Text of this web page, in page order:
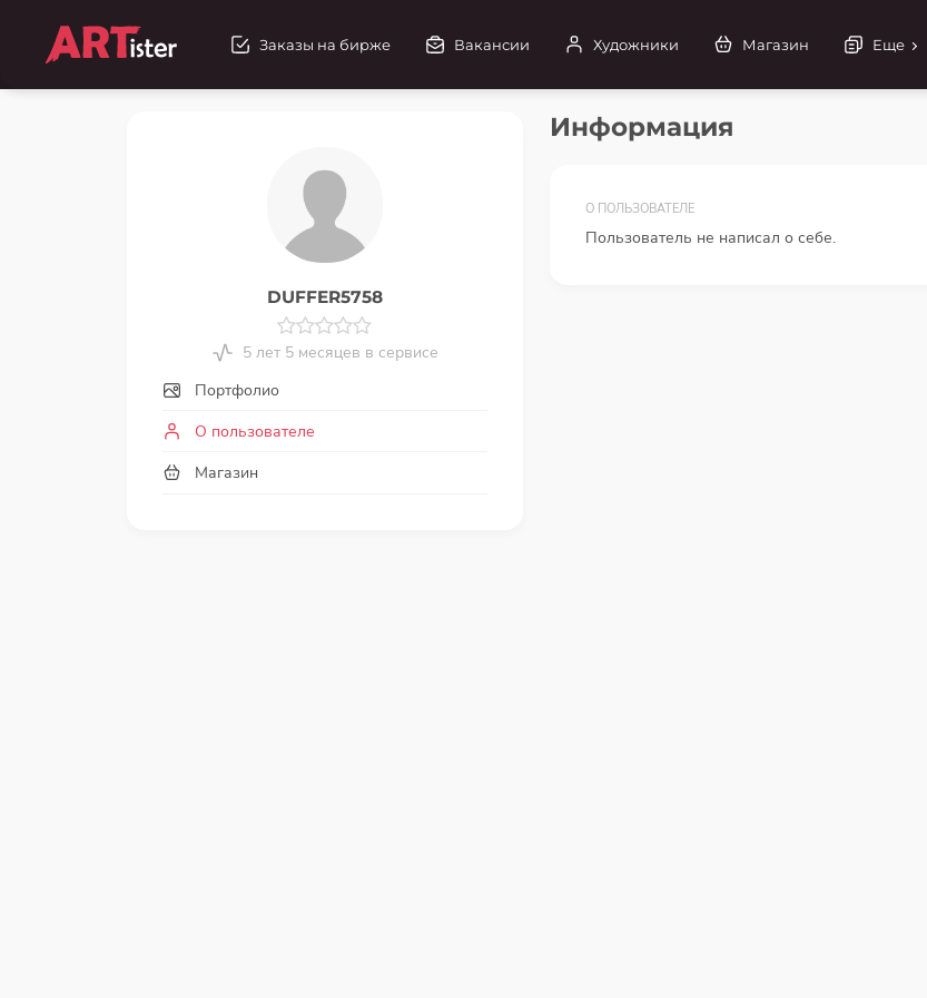
Заказы на бирже Вакансии Художники Магазин Еще
DUFFER5758
5 лет 5 месяцев в сервисе
Портфолио
О пользователе
Магазин
Информация
О ПОЛЬЗОВАТЕЛЕ
Пользователь не написал о себе.